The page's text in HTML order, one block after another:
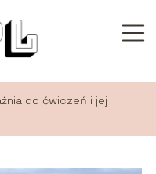
do ćwiczeń i jej